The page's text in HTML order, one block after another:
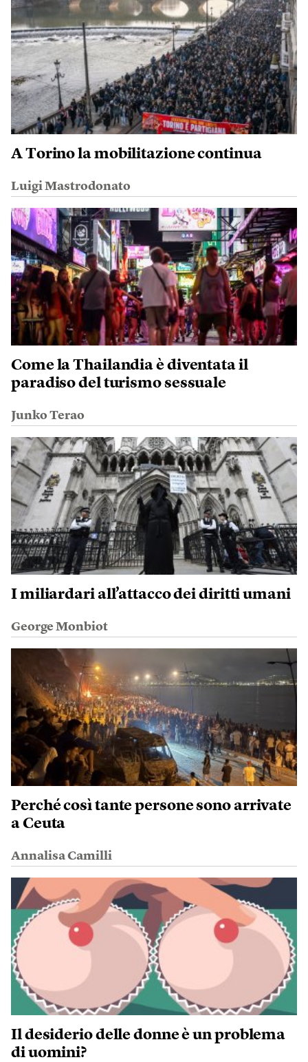
A Torino la mobilitazione continua
Luigi Mastrodonato
Come la Thailandia è diventata il
paradiso del turismo sessuale
Junko Terao
I miliardari all’attacco dei diritti umani
George Monbiot
Perché così tante persone sono arrivate
a Ceuta
Annalisa Camilli
Il desiderio delle donne è un problema
di uomini?